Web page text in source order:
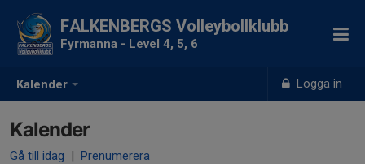
Kalender Logga in
FALKENBERGS Volleybollklubb
Fyrmanna - Level 4, 5, 6
Kalender
Gå till idag | Prenumerera